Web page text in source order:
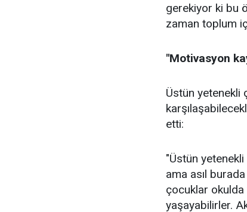
gerekiyor ki bu
zaman toplum
"Motivasyon
Üstün yetenekli
etti:
"Üstün
ama asıl
çocuklar okulda
yaşayabilirler.